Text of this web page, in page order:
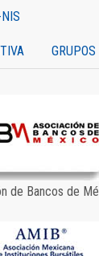
de Bancos de